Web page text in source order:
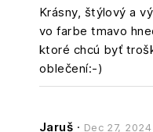
Krásny, štýlový a
vo farbe tmavo
ktoré chcú byť
oblečení:-)
Jaruš · Dec 27, 2024